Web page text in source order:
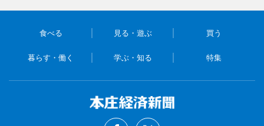
食べる 見る・遊ぶ 買う
暮らす・働く 学ぶ・知る 特集